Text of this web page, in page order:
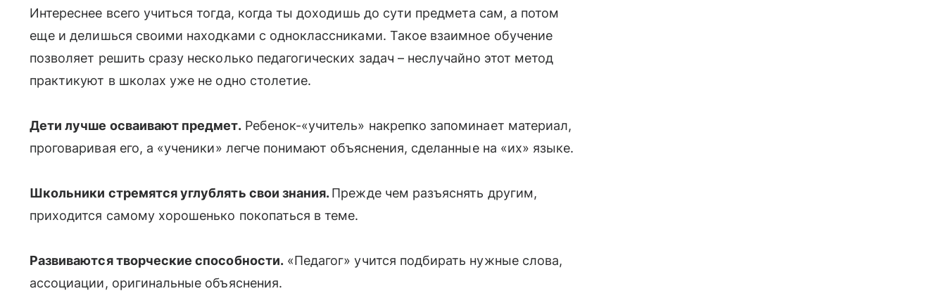
Интереснее всего учиться тогда, когда ты доходишь до сути предмета сам, а потом
еще и делишься своими находками с одноклассниками. Такое взаимное обучение
позволяет решить сразу несколько педагогических задач – неслучайно этот метод
практикуют в школах уже не одно столетие.
Дети лучше осваивают предмет.Ребенок-«учитель» накрепко запоминает материал,
проговаривая его, а «ученики» легче понимают объяснения, сделанные на «их» языке.
Школьники стремятся углублять свои знания.Прежде чем разъяснять другим,
приходится самому хорошенько покопаться в теме.
Развиваются творческие способности.«Педагог» учится подбирать нужные слова,
ассоциации, оригинальные объяснения.